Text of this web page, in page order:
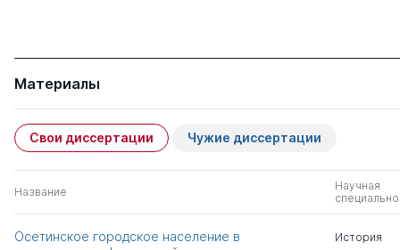
Материалы
Свои диссертации Чужие диссертации
Название
Научная
Осетинское городское население в
История